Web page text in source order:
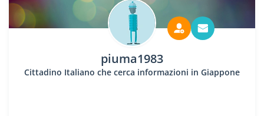
piuma1983
Cittadino Italiano che cerca informazioni in Giappone